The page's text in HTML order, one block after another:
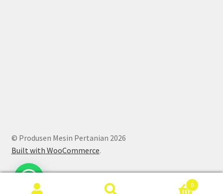
© Produsen Mesin Pertanian 2026
Built with WooCommerce.
0